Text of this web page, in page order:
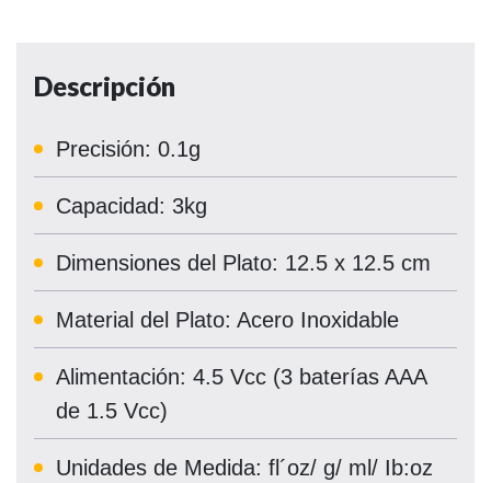
Descripción
Precisión: 0.1g
Capacidad: 3kg
Dimensiones del Plato: 12.5 x 12.5 cm
Material del Plato: Acero Inoxidable
Alimentación: 4.5 Vcc (3 baterías AAA
de 1.5 Vcc)
Unidades de Medida: fl´oz/ g/ ml/ Ib:oz